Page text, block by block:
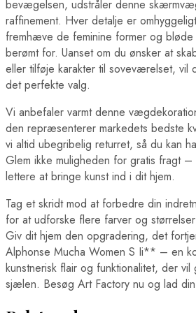
bevægelsen, udstråler denne
raffinement. Hver detalje er
fremhæve de feminine former og bløde
berømt for. Uanset om du ønsker at
eller tilføje karakter til soveværelset,
det perfekte valg.
Vi anbefaler varmt denne
den repræsenterer markedets bedste
vi altid ubegribelig returret, så du kan
Glem ikke muligheden for gratis fragt
lettere at bringe kunst ind i dit hjem.
Tag et skridt mod at forbedre din
for at udforske flere farver og
Giv dit hjem den opgradering, det
Alphonse Mucha Women S Ii** – en
kunstnerisk flair og funktionalitet, der
sjælen. Besøg Art Factory nu og lad